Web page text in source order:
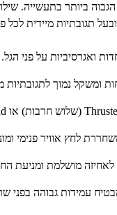
ביותר בתעשייה.
תגובתיות מיידית לכל
ואגרסיביות על פני הגל.
ומשקל נמוך לתגובתיות
(שלוש חרבות) או
לחץ אוויר פנימי
לאחיזה מושלמת ומניעת
עמידות גבוהה בפני